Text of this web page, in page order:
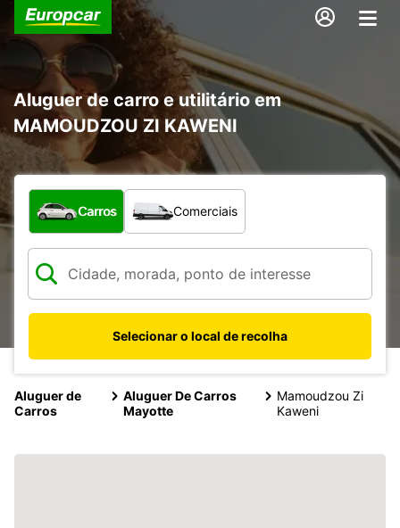
Aluguer de carro e utilitário em
MAMOUDZOU ZI KAWENI
Que tipo de veículo pretende?
Carros Comerciais
Selecionar o local de recolha
Aluguer de
Carros
Aluguer De Carros
Mayotte
Mamoudzou Zi
Kaweni